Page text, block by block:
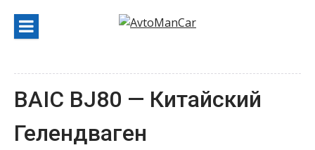
содержанию
BAIC BJ80 — Китайский
Гелендваген